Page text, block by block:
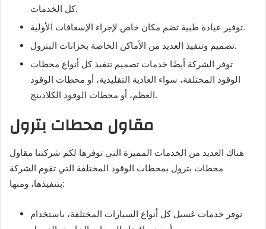
كل الخدمات.
توفير عيادة طبية تضم مكان خاص لإجراء الإسعافات الأولية.
تصميم وتنفيذ العديد من الأماكن الخاصة بخزانات البترول.
توفر الشركة أيضًا خدمات تصميم تنفيذ كل أنواع محطات
الوقود المختلفة، سواء العادية التقليدية، أو محطات الوقود
العظم، أو محطات الوقود الكلادينج.
مقاول محطات بترول
هناك العديد من الخدمات المميزة التي توفرها لكم شركتنا مقاول
محطات بترول بمحطات الوقود المختلفة التي تقوم الشركة
بتنفيذها، ومنها:
توفر خدمات غسيل كل أنواع السيارات المختلفة، باستخدام